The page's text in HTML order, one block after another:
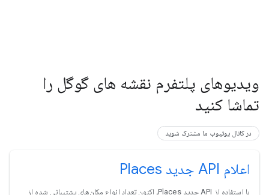
ویدیوهای پلتفرم نقشه های گوگل را
تماشا کنید
در کانال یوتیوب ما مشترک شوید
اعلام API جدید Places
با استفاده از API جدید Places، اکنون تعداد انواع مکان‌های پشتیبانی شده از